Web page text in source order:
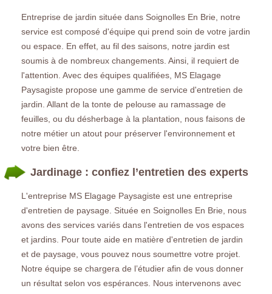
Entreprise de jardin située dans Soignolles En Brie, notre
service est composé d'équipe qui prend soin de votre jardin
ou espace. En effet, au fil des saisons, notre jardin est
soumis à de nombreux changements. Ainsi, il requiert de
l'attention. Avec des équipes qualifiées, MS Elagage
Paysagiste propose une gamme de service d'entretien de
jardin. Allant de la tonte de pelouse au ramassage de
feuilles, ou du désherbage à la plantation, nous faisons de
notre métier un atout pour préserver l'environnement et
votre bien être.
Jardinage : confiez l’entretien des experts
L'entreprise MS Elagage Paysagiste est une entreprise
d'entretien de paysage. Située en Soignolles En Brie, nous
avons des services variés dans l'entretien de vos espaces
et jardins. Pour toute aide en matière d'entretien de jardin
et de paysage, vous pouvez nous soumettre votre projet.
Notre équipe se chargera de l’étudier afin de vous donner
un résultat selon vos espérances. Nous intervenons avec